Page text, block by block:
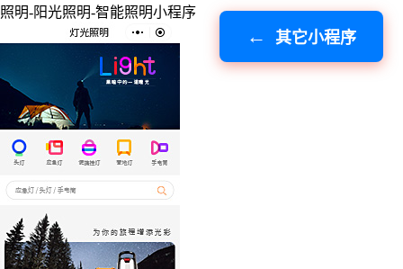
其它小程序
照明-阳光照明-智能照明小程序